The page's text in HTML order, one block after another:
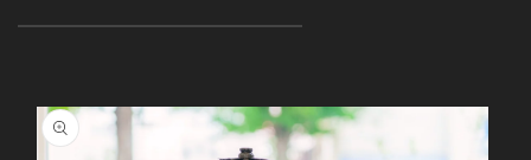
価
商品情
報にス
キップ